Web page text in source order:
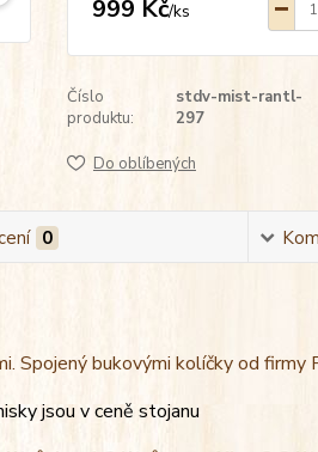
999 Kč/ks
Číslo
produktu:
stdv-mist-rantl-
297
Do oblíbených
0
Spojený bukovými kolíčky od
jsou v ceně stojanu